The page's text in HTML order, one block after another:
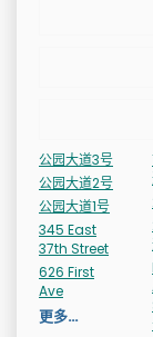
公园大道3号
公园大道2号
公园大道1号
345 East
37th Street
626 First
Ave
更多…